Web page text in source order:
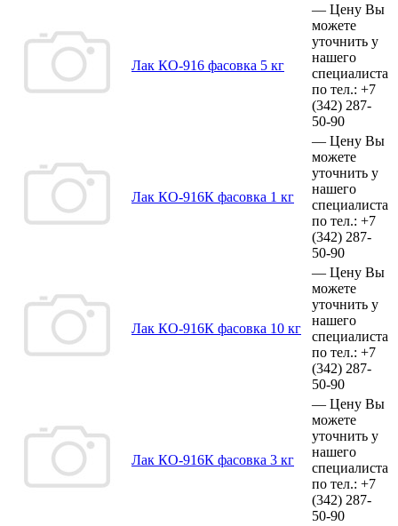
Лак КО-916 фасовка 5 кг
— Цену Вы
можете
уточнить у
нашего
специалиста
по тел.: +7
(342) 287-
50-90
Лак КО-916К фасовка 1 кг
— Цену Вы
можете
уточнить у
нашего
специалиста
по тел.: +7
(342) 287-
50-90
Лак КО-916К фасовка 10 кг
— Цену Вы
можете
уточнить у
нашего
специалиста
по тел.: +7
(342) 287-
50-90
Лак КО-916К фасовка 3 кг
— Цену Вы
можете
уточнить у
нашего
специалиста
по тел.: +7
(342) 287-
50-90